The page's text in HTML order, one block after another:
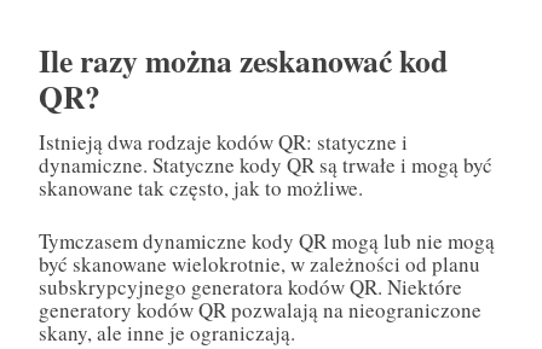
Ile razy można zeskanować kod
QR?
Istnieją dwa rodzaje kodów QR: statyczne i
dynamiczne. Statyczne kody QR są trwałe i mogą być
skanowane tak często, jak to możliwe.
Tymczasem dynamiczne kody QR mogą lub nie mogą
być skanowane wielokrotnie, w zależności od planu
subskrypcyjnego generatora kodów QR. Niektóre
generatory kodów QR pozwalają na nieograniczone
skany, ale inne je ograniczają.